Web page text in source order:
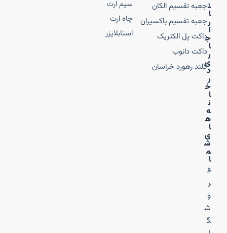
ت
ا
ر
ا
ج
ا
ر
ی
د
ر
خ
ا
ن
ه‌
ه
ا
ی
ش
م
ا
ف
ر
و
ش
گ
جعبه تقسیم الکان
جعبه تقسیم باکسیران
داکت پل الکتریک
داکت دانوب
گلند رهورد خراسان
سیم ارت
چاه ارت
استابلایزر